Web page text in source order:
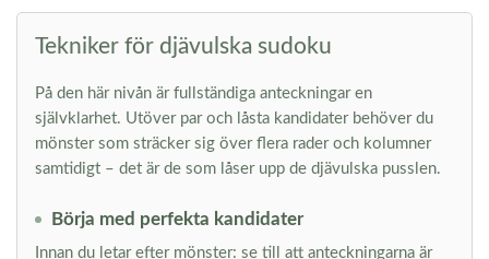
Tekniker för djävulska sudoku
På den här nivån är fullständiga anteckningar en
självklarhet. Utöver par och låsta kandidater behöver du
mönster som sträcker sig över flera rader och kolumner
samtidigt – det är de som låser upp de djävulska pusslen.
Börja med perfekta kandidater
Innan du letar efter mönster: se till att anteckningarna är